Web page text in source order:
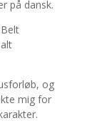
på dansk.
og
mig for